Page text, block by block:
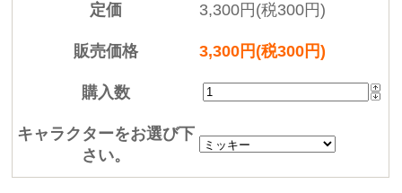
定価 3,300円(税300円)
販売価格 3,300円(税300円)
購入数
キャラクターをお選び下
さい。